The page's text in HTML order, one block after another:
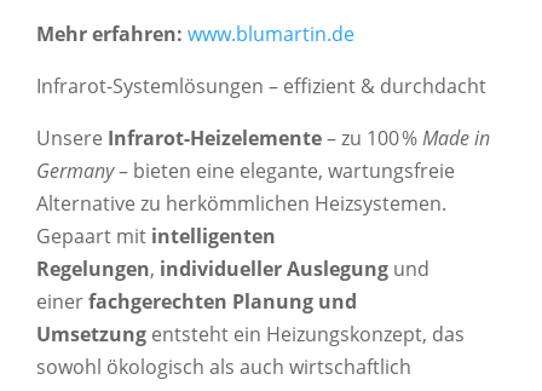
Mehr erfahren: www.blumartin.de
Infrarot-Systemlösungen – effizient & durchdacht
Unsere Infrarot-Heizelemente– zu 100 %Made in
Germany– bieten eine elegante, wartungsfreie
Alternative zu herkömmlichen Heizsystemen.
Gepaart mit intelligenten
Regelungen, individueller Auslegung und
einerfachgerechten Planung und
Umsetzung entsteht ein Heizungskonzept, das
sowohl ökologisch als auch wirtschaftlich